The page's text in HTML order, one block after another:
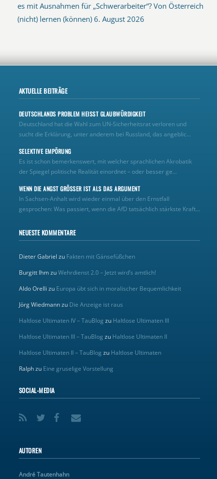
es mit Ausnahmen für „Schwerarbeiter“? Von Österreich
(nicht) lernen (können) 6. August 2026
AKTUELLE BEITRÄGE
DEUTSCHLANDS PROBLEM HEISST GLAUBWÜRDIGKEIT
Deutschland hat die Wahl zum UN‑Sicherheitsrat verloren und
sucht die Erklärung, unter anderem bei Russland, das angeblic...
SELEKTIVE EMPÖRUNG
Es ist schon bemerkenswert, mit welcher sprachlichen Akrobatik
der Spiegel politische Realität einordnet – oder besser ge...
WENN DIE ANGST GRÖSSER IST ALS DAS ARGUMENT
In Sachsen-Anhalt wird wieder einmal über den Ernstfall
gesprochen: Was passiert, wenn die AfD tatsächlich stärkste Kraft...
NEUESTE KOMMENTARE
Dieter Gabriel zu Fakten mit Gänsefüßchen
Burgitt IhmzuWehrdienst 2.0 – Jetzt wird’s amtlich!
Aldo Orelli zu Europa übt sich in moralischer Bequemlichkeit
Jörg Wiedmannzu Die Anzeige ist raus
Haltlose Ultimaten IV – TauBlog zu Haltlose Ultimaten III
Haltlose Ultimaten III – TauBlog zu Haltlose Ultimaten II
Haltlose Ultimaten II – TauBlog zu Haltlose Ultimaten
Ralphzu Eine gruselige Vorstellung
SOCIAL-MEDIA
AUTOREN
André Tautenhahn